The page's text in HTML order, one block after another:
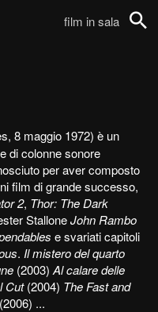
film in sala
8 maggio 1972) è un
di colonne sonore
per aver composto
film di grande successo,
2, Thor: The Dark
StalloneJohn Rambo
e svariati capitoli
. Il mistero del quarto
(2003)Al calare delle
Cut(2004) The Fast and
...